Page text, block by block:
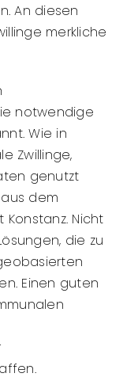
An diesen
merkliche
notwendige
Wie in
Zwillinge,
genutzt
dem
Nicht
die zu
Einen guten